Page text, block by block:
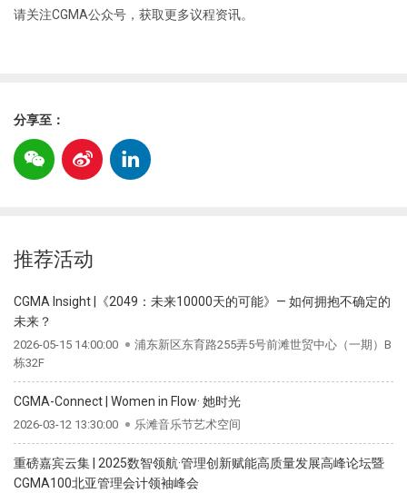
请关注CGMA公众号，获取更多议程资讯。
分享至：
推荐活动
CGMA Insight |《2049：未来10000天的可能》— 如何拥抱不确定的
未来？
2026-05-15 14:00:00
浦东新区东育路255弄5号前滩世贸中心（一期）B
栋32F
CGMA-Connect | Women in Flow· 她时光
2026-03-12 13:30:00 乐滩音乐节艺术空间
重磅嘉宾云集 | 2025数智领航·管理创新赋能高质量发展高峰论坛暨
CGMA100北亚管理会计领袖峰会